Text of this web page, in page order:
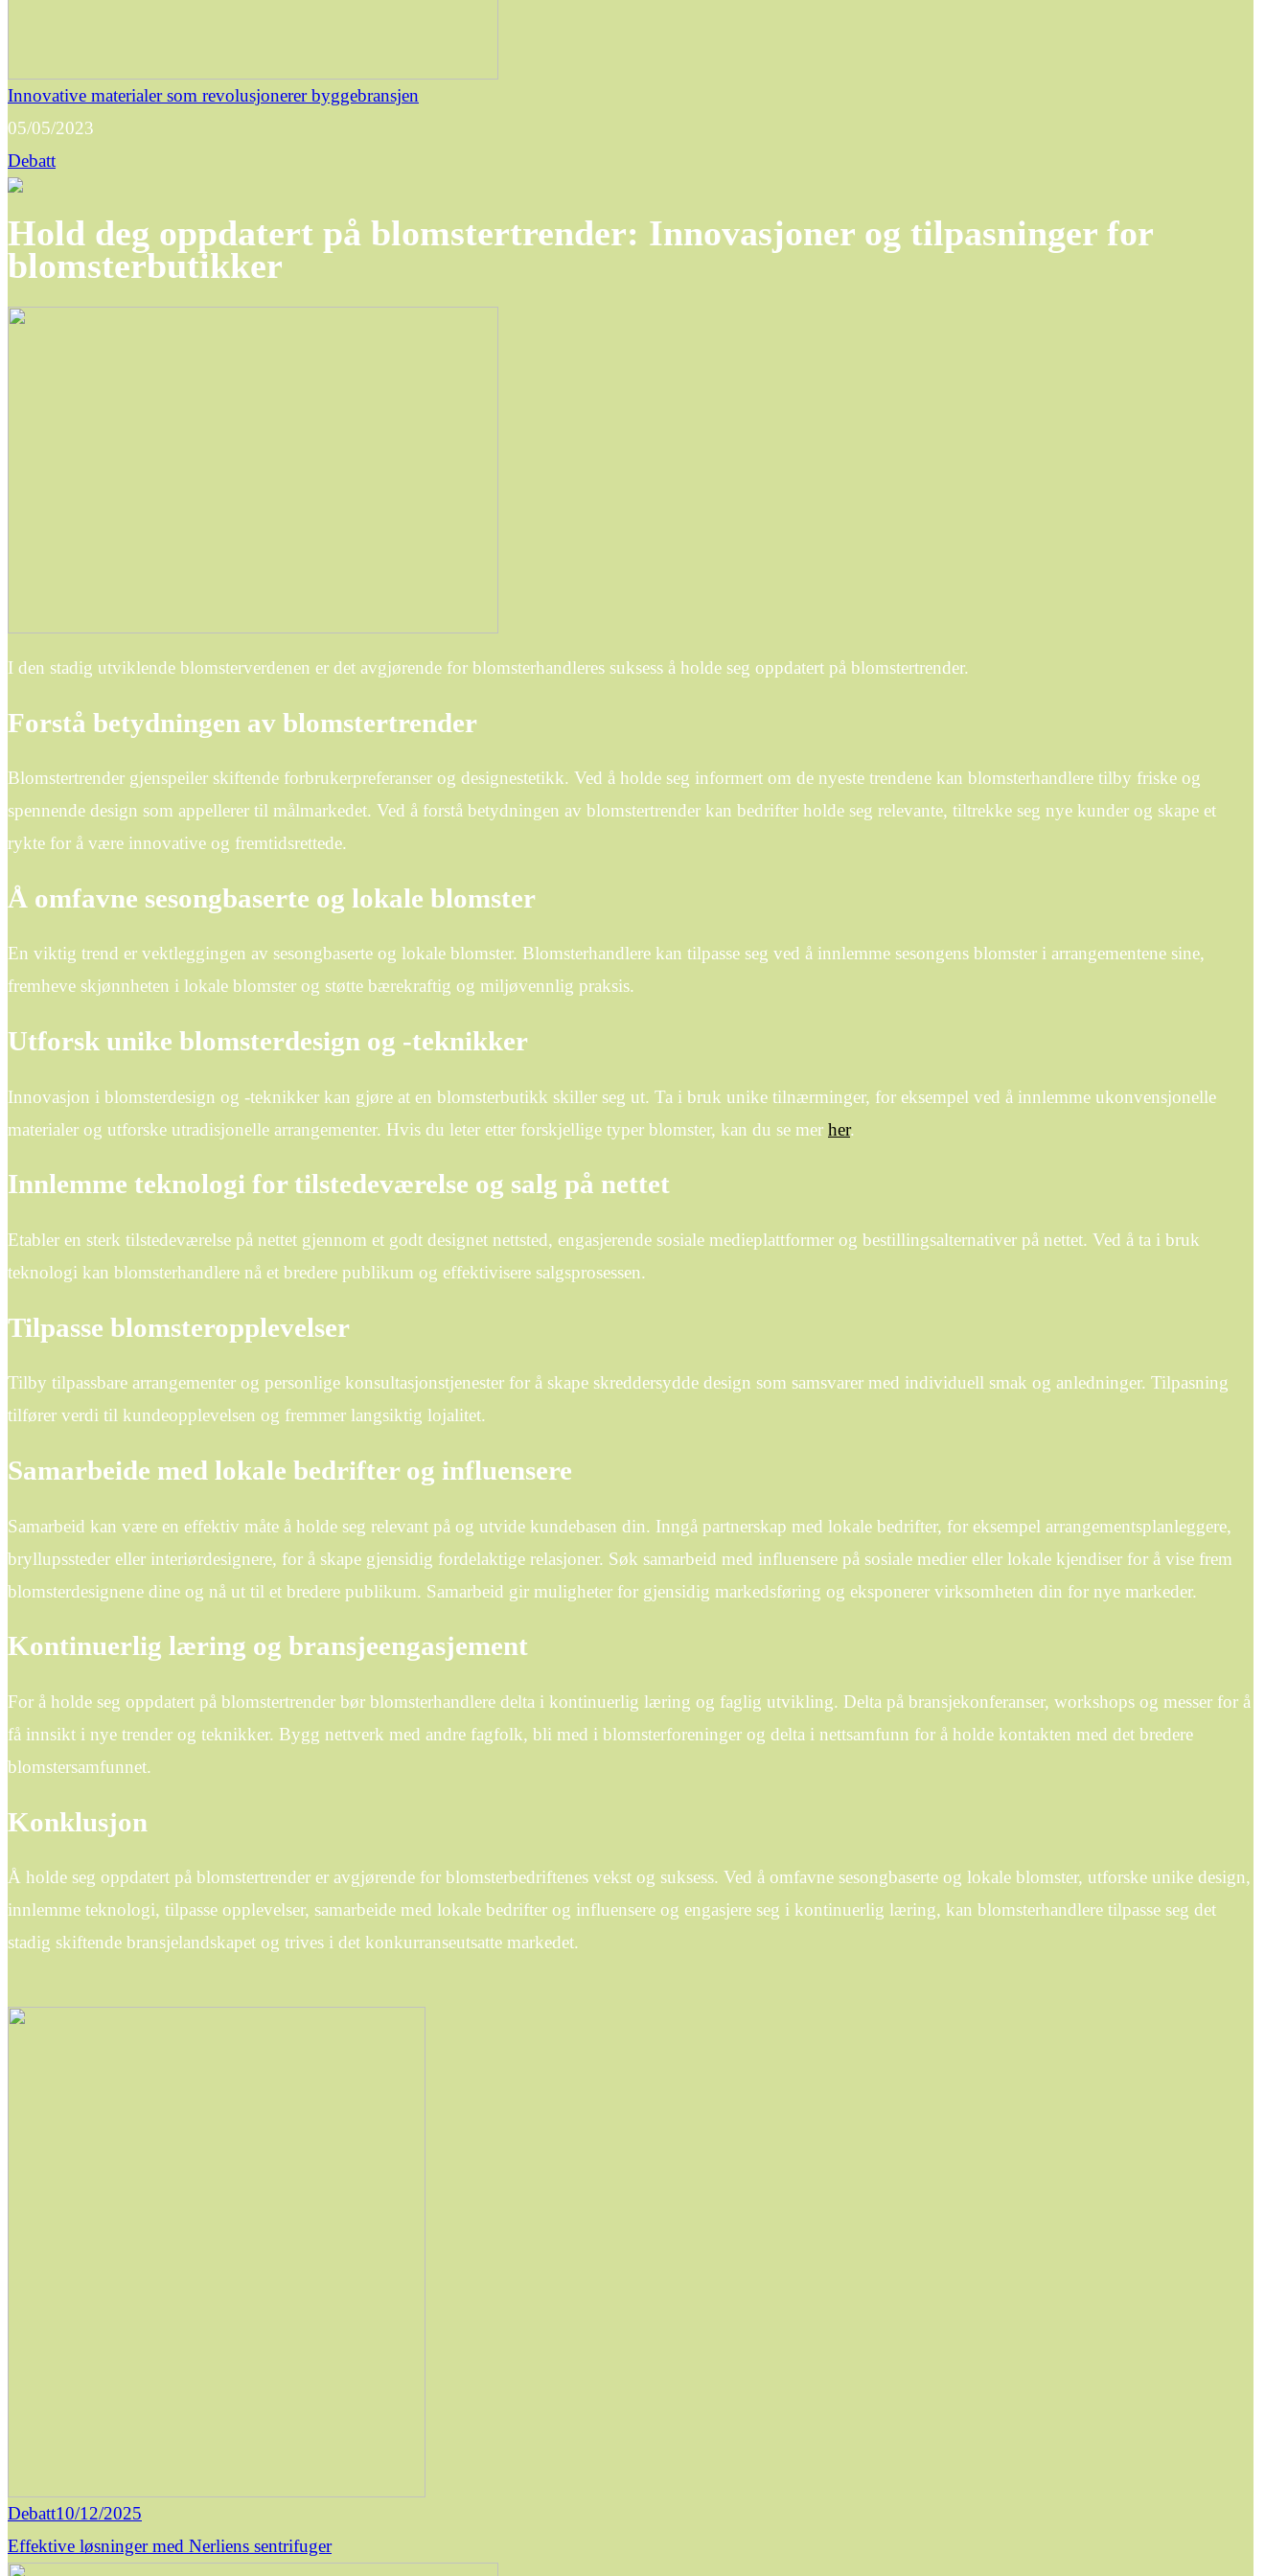
Innovative materialer som revolusjonerer byggebransjen
05/05/2023
Debatt
Hold deg oppdatert på blomstertrender: Innovasjoner og tilpasninger for
blomsterbutikker
I den stadig utviklende blomsterverdenen er det avgjørende for blomsterhandleres suksess å holde seg oppdatert på blomstertrender.
Forstå betydningen av blomstertrender
Blomstertrender gjenspeiler skiftende forbrukerpreferanser og designestetikk. Ved å holde seg informert om de nyeste trendene kan blomsterhandlere tilby friske og
spennende design som appellerer til målmarkedet. Ved å forstå betydningen av blomstertrender kan bedrifter holde seg relevante, tiltrekke seg nye kunder og skape et
rykte for å være innovative og fremtidsrettede.
Å omfavne sesongbaserte og lokale blomster
En viktig trend er vektleggingen av sesongbaserte og lokale blomster. Blomsterhandlere kan tilpasse seg ved å innlemme sesongens blomster i arrangementene sine,
fremheve skjønnheten i lokale blomster og støtte bærekraftig og miljøvennlig praksis.
Utforsk unike blomsterdesign og -teknikker
Innovasjon i blomsterdesign og -teknikker kan gjøre at en blomsterbutikk skiller seg ut. Ta i bruk unike tilnærminger, for eksempel ved å innlemme ukonvensjonelle
materialer og utforske utradisjonelle arrangementer. Hvis du leter etter forskjellige typer blomster, kan du se mer her.
Innlemme teknologi for tilstedeværelse og salg på nettet
Etabler en sterk tilstedeværelse på nettet gjennom et godt designet nettsted, engasjerende sosiale medieplattformer og bestillingsalternativer på nettet. Ved å ta i bruk
teknologi kan blomsterhandlere nå et bredere publikum og effektivisere salgsprosessen.
Tilpasse blomsteropplevelser
Tilby tilpassbare arrangementer og personlige konsultasjonstjenester for å skape skreddersydde design som samsvarer med individuell smak og anledninger. Tilpasning
tilfører verdi til kundeopplevelsen og fremmer langsiktig lojalitet.
Samarbeide med lokale bedrifter og influensere
Samarbeid kan være en effektiv måte å holde seg relevant på og utvide kundebasen din. Inngå partnerskap med lokale bedrifter, for eksempel arrangementsplanleggere,
bryllupssteder eller interiørdesignere, for å skape gjensidig fordelaktige relasjoner. Søk samarbeid med influensere på sosiale medier eller lokale kjendiser for å vise frem
blomsterdesignene dine og nå ut til et bredere publikum. Samarbeid gir muligheter for gjensidig markedsføring og eksponerer virksomheten din for nye markeder.
Kontinuerlig læring og bransjeengasjement
For å holde seg oppdatert på blomstertrender bør blomsterhandlere delta i kontinuerlig læring og faglig utvikling. Delta på bransjekonferanser, workshops og messer for å
få innsikt i nye trender og teknikker. Bygg nettverk med andre fagfolk, bli med i blomsterforeninger og delta i nettsamfunn for å holde kontakten med det bredere
blomstersamfunnet.
Konklusjon
Å holde seg oppdatert på blomstertrender er avgjørende for blomsterbedriftenes vekst og suksess. Ved å omfavne sesongbaserte og lokale blomster, utforske unike design,
innlemme teknologi, tilpasse opplevelser, samarbeide med lokale bedrifter og influensere og engasjere seg i kontinuerlig læring, kan blomsterhandlere tilpasse seg det
stadig skiftende bransjelandskapet og trives i det konkurranseutsatte markedet.
Debatt10/12/2025
Effektive løsninger med Nerliens sentrifuger